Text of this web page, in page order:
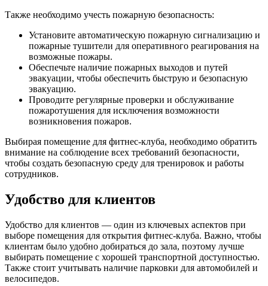
Также необходимо учесть пожарную безопасность:
Установите автоматическую пожарную сигнализацию и
пожарные тушители для оперативного реагирования на
возможные пожары.
Обеспечьте наличие пожарных выходов и путей
эвакуации, чтобы обеспечить быструю и безопасную
эвакуацию.
Проводите регулярные проверки и обслуживание
пожаротушения для исключения возможности
возникновения пожаров.
Выбирая помещение для фитнес-клуба, необходимо обратить
внимание на соблюдение всех требований безопасности,
чтобы создать безопасную среду для тренировок и работы
сотрудников.
Удобство для клиентов
Удобство для клиентов — один из ключевых аспектов при
выборе помещения для открытия фитнес-клуба. Важно, чтобы
клиентам было удобно добираться до зала, поэтому лучше
выбирать помещение с хорошей транспортной доступностью.
Также стоит учитывать наличие парковки для автомобилей и
велосипедов.